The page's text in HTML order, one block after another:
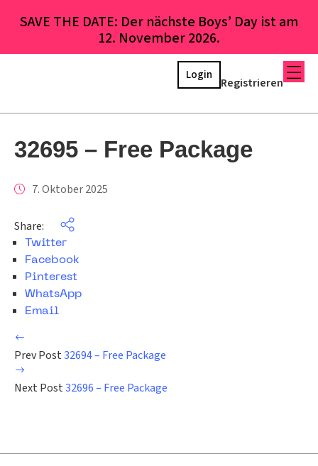
SAVE THE DATE: Der nächste Boys’ Day ist am
12. November 2026.
Registrieren
Login
32695 – Free Package
7. Oktober 2025
Share:
Twitter
Facebook
Pinterest
WhatsApp
Email
Prev Post32694 – Free Package
Next Post32696 – Free Package